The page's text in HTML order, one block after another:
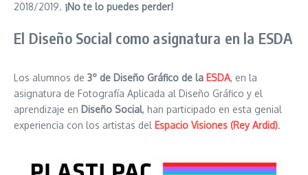
2018/2019. ¡No te lo puedes perder!
El Diseño Social como asignatura en la ESDA
Los alumnos de 3º de Diseño Gráfico de la ESDA, en la
asignatura de Fotografía Aplicada al Diseño Gráfico y el
aprendizaje en Diseño Social, han participado en esta genial
experiencia con los artistas del Espacio Visiones (Rey Ardid).